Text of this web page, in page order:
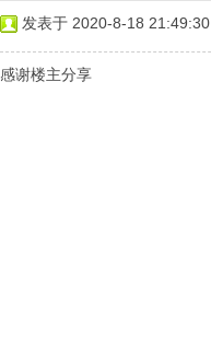
发表于 2020-8-18 21:49:30
感谢楼主分享